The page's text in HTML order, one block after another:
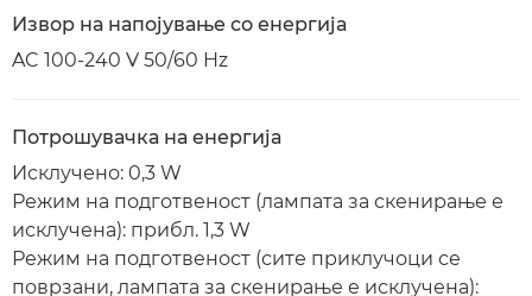
Извор на напојување со енергија
AC 100-240 V 50/60 Hz
Потрошувачка на енергија
Исклучено: 0,3 W
Режим на подготвеност (лампата за скенирање е
исклучена): прибл. 1,3 W
Режим на подготвеност (сите приклучоци се
поврзани, лампата за скенирање е исклучена):